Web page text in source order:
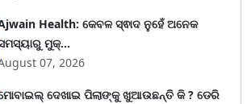
Health: କେବଳ ସ୍ଵାଦ ନୁହେଁ ଅନେକ
ମୁକ୍...
07, 2026
ଦେଖାଇ ପିଲାଙ୍କୁ ଖୁଆଉଛନ୍ତି କି ? ଡେରି